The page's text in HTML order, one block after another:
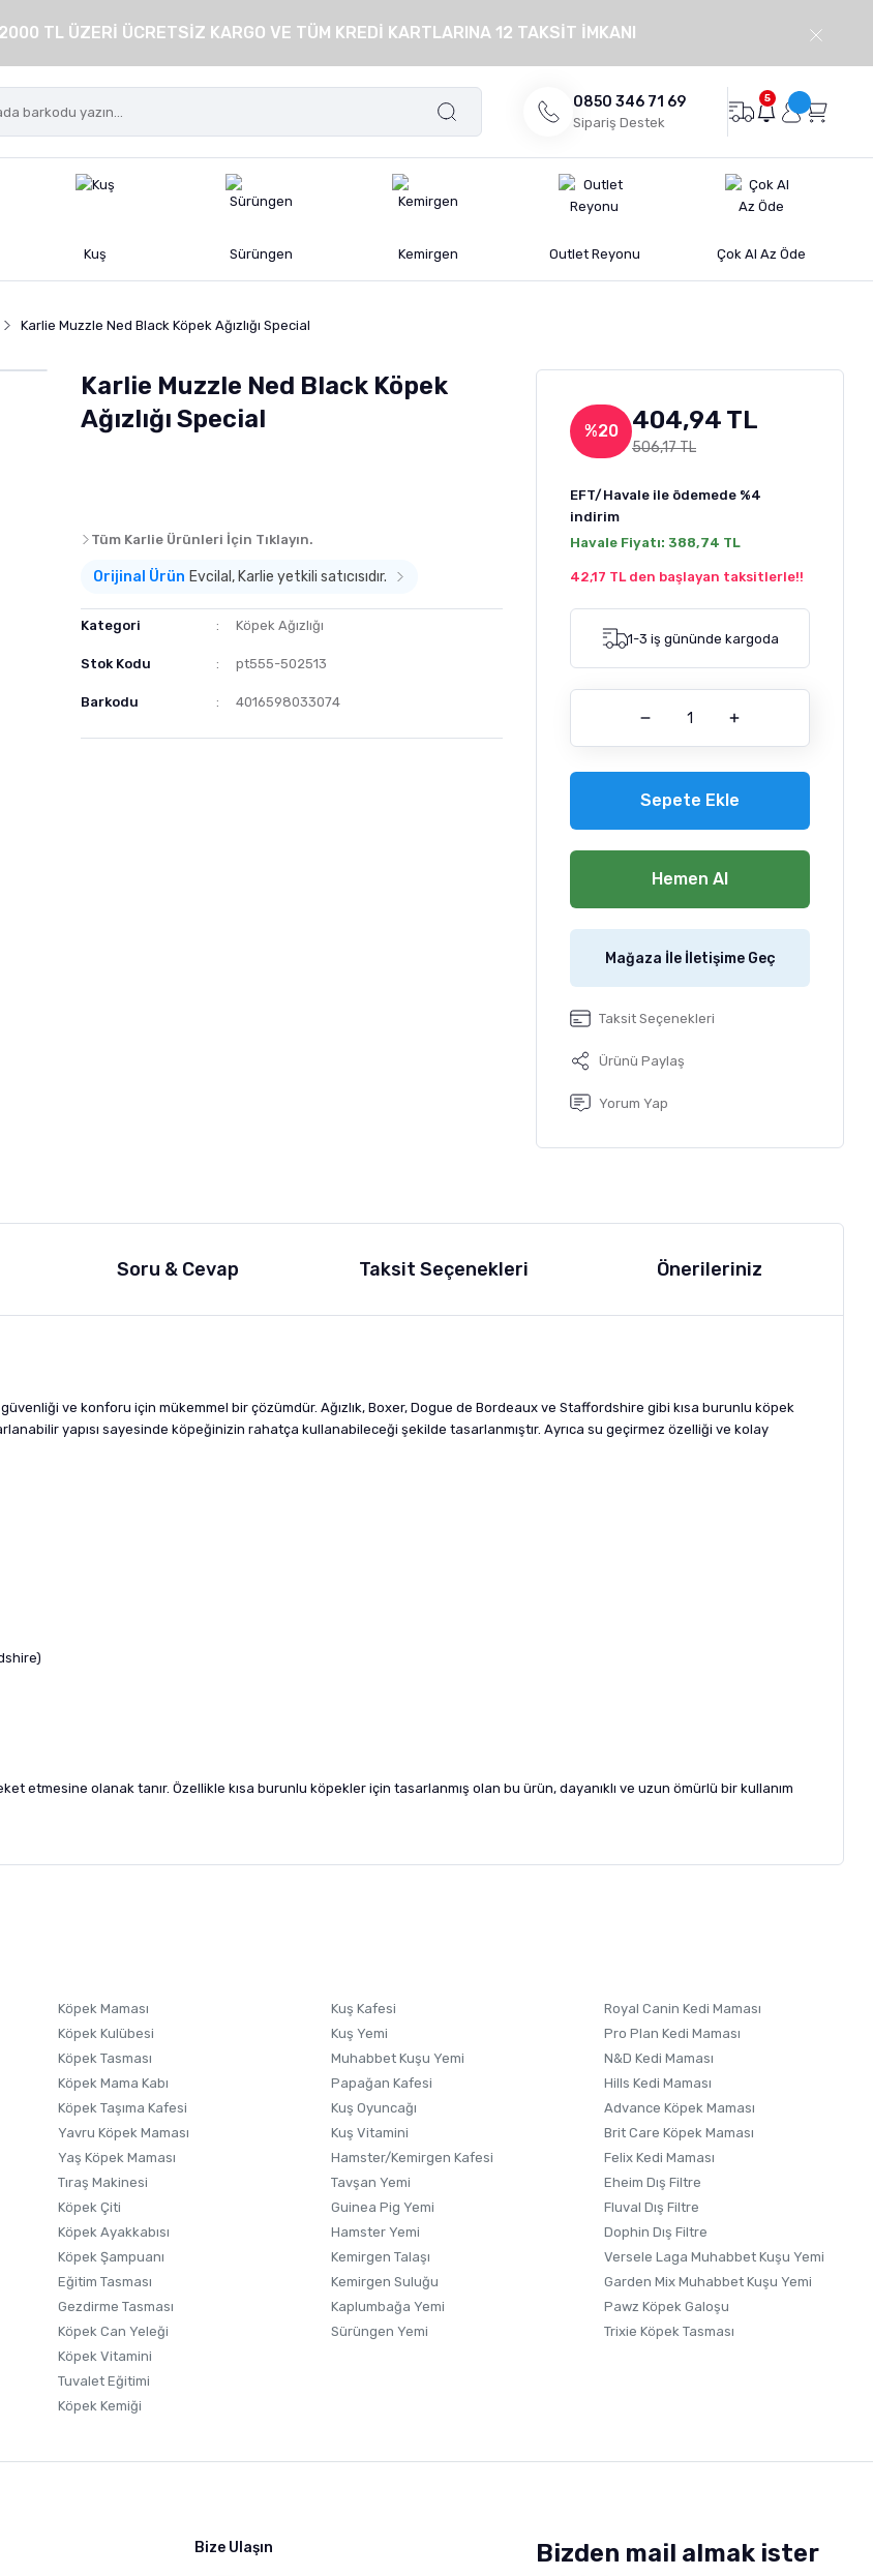
TL ÜZERİ ÜCRETSİZ KARGO VE TÜM KREDİ KARTLARINA 12 TAKSİT İMKANI
0850 346 71 69
Sipariş Destek
5
Kuş Sürüngen Kemirgen Outlet Reyonu Çok Al Az Öde
Karlie Muzzle Ned Black Köpek Ağızlığı Special
Karlie Muzzle Ned Black Köpek
Ağızlığı Special
Tüm Karlie Ürünleri İçin Tıklayın.
Orijinal Ürün Evcilal, Karlie yetkili satıcısıdır.
Kategori Köpek Ağızlığı
Stok Kodu pt555-502513
Barkodu 4016598033074
%20 404,94 TL
506,17 TL
EFT/Havale ile ödemede %4
indirim
Havale Fiyatı: 388,74 TL
42,17 TL den başlayan taksitlerle!!
1-3 iş gününde kargoda
Sepete Ekle
Hemen Al
Mağaza İle İletişime Geç
Taksit Seçenekleri
Ürünü Paylaş
Yorum Yap
Soru & Cevap Taksit Seçenekleri Önerileriniz
ve konforu için mükemmel bir çözümdür. Ağızlık, Boxer, Dogue de Bordeaux ve Staffordshire gibi kısa burunlu köpek
yapısı sayesinde köpeğinizin rahatça kullanabileceği şekilde tasarlanmıştır. Ayrıca su geçirmez özelliği ve kolay
etmesine olanak tanır. Özellikle kısa burunlu köpekler için tasarlanmış olan bu ürün, dayanıklı ve uzun ömürlü bir kullanım
Ürünü Satın Al ve Yorumla
Gönder
Köpek Maması
Köpek Kulübesi
Köpek Tasması
Köpek Mama Kabı
Köpek Taşıma Kafesi
Yavru Köpek Maması
Yaş Köpek Maması
Tıraş Makinesi
Köpek Çiti
Köpek Ayakkabısı
Köpek Şampuanı
Eğitim Tasması
Gezdirme Tasması
Köpek Can Yeleği
Köpek Vitamini
Tuvalet Eğitimi
Köpek Kemiği
Kuş Kafesi
Kuş Yemi
Muhabbet Kuşu Yemi
Papağan Kafesi
Kuş Oyuncağı
Kuş Vitamini
Hamster/Kemirgen Kafesi
Tavşan Yemi
Guinea Pig Yemi
Hamster Yemi
Kemirgen Talaşı
Kemirgen Suluğu
Kaplumbağa Yemi
Sürüngen Yemi
Royal Canin Kedi Maması
Pro Plan Kedi Maması
N&D Kedi Maması
Hills Kedi Maması
Advance Köpek Maması
Brit Care Köpek Maması
Felix Kedi Maması
Eheim Dış Filtre
Fluval Dış Filtre
Dophin Dış Filtre
Versele Laga Muhabbet Kuşu Yemi
Garden Mix Muhabbet Kuşu Yemi
Pawz Köpek Galoşu
Trixie Köpek Tasması
Bize Ulaşın
Bizden mail almak ister